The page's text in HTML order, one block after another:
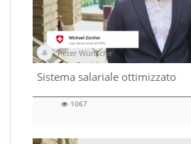
Peter Wünsche
Sistema salariale ottimizzato
00:56 duration
1067